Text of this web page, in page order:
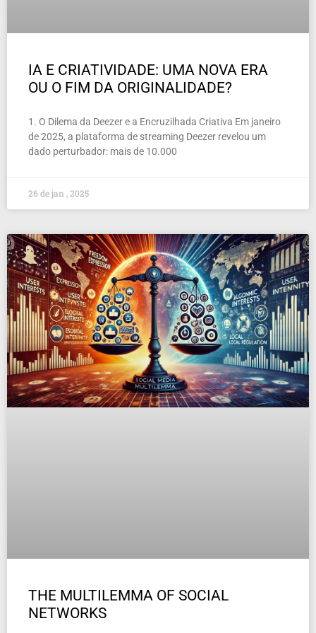
IA E CRIATIVIDADE: UMA NOVA ERA
OU O FIM DA ORIGINALIDADE?
1. O Dilema da Deezer e a Encruzilhada Criativa Em janeiro
de 2025, a plataforma de streaming Deezer revelou um
dado perturbador: mais de 10.000
26 de jan , 2025
THE MULTILEMMA OF SOCIAL
NETWORKS